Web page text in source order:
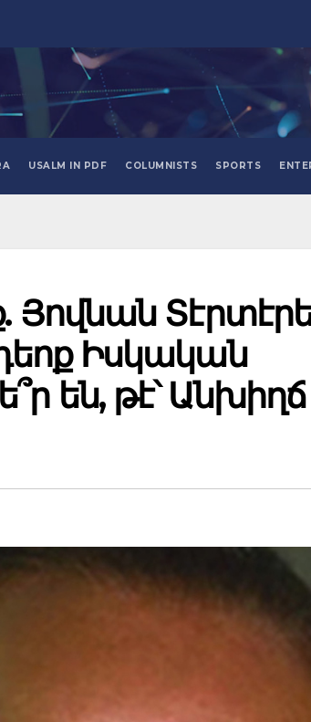
USALM IN PDF COLUMNISTS SPORTS
Յովնան
Իսկական
են, թէ՝ Անխիղճ